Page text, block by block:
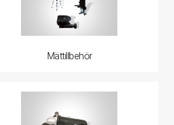
Mättillbehör